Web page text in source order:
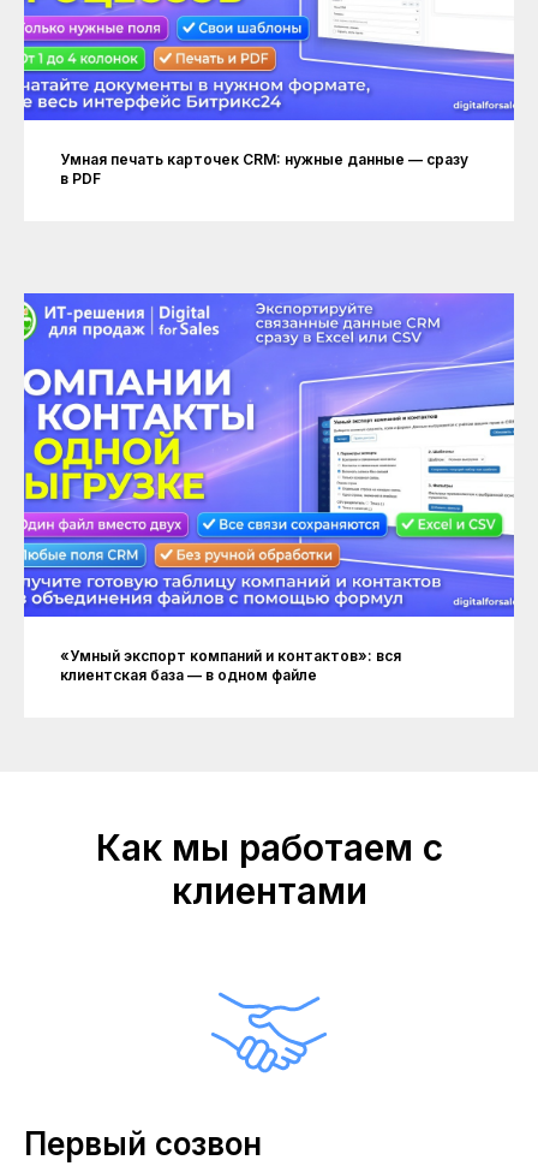
Умная печать карточек CRM: нужные данные — сразу
в PDF
«Умный экспорт компаний и контактов»: вся
клиентская база — в одном файле
Как мы работаем с
клиентами
Первый созвон
Рейтинг наYell.ru .